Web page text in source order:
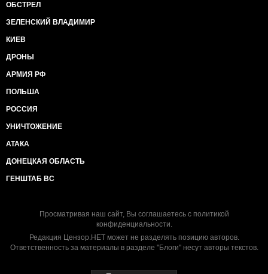
ОБСТРЕЛ
ЗЕЛЕНСКИЙ ВЛАДИМИР
КИЕВ
ДРОНЫ
АРМИЯ РФ
ПОЛЬША
РОССИЯ
УНИЧТОЖЕНИЕ
АТАКА
ДОНЕЦКАЯ ОБЛАСТЬ
ГЕНШТАБ ВС
Просматривая наш сайт, Вы соглашаетесь с политикой
конфиденциальности.
Редакция Цензор.НЕТ может не разделять позицию авторов.
Ответственность за материалы в разделе "Блоги" несут авторы текстов.